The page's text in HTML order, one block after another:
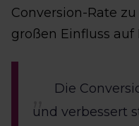
Conversion-Rate
großen Einfluss auf
Die
und verbessert